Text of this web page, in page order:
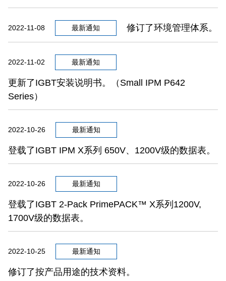
2022-11-08 最新通知 修订了环境管理体系。
2022-11-02 最新通知
更新了IGBT安装说明书。（Small IPM P642
Series）
2022-10-26 最新通知
登载了IGBT IPM X系列 650V、1200V级的数据表。
2022-10-26 最新通知
登载了IGBT 2-Pack PrimePACK™ X系列1200V,
1700V级的数据表。
2022-10-25 最新通知
修订了按产品用途的技术资料。